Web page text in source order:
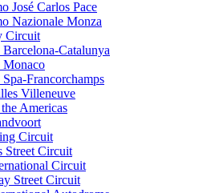
José Carlos Pace
Nazionale Monza
Circuit
Catalunya
Monaco
Francorchamps
Villeneuve
Americas
Circuit
Street Circuit
Circuit
Street Circuit